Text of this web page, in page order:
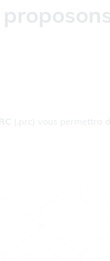
(.prc) vous permettra